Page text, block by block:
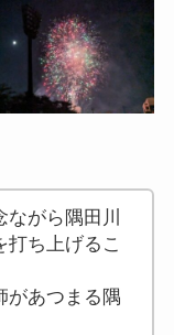
がら隅田川
ち上げるこ
があつまる隅